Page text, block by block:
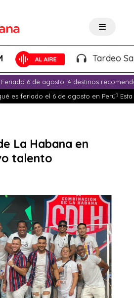
Tardeo
Feriado 6 de agosto: 4 destinos
es feriado el 6 de agosto en Perú?
La Habana en
talento